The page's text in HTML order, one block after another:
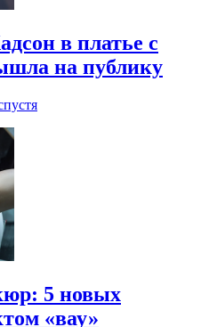
в платье с
на публику
5 новых
«вау»